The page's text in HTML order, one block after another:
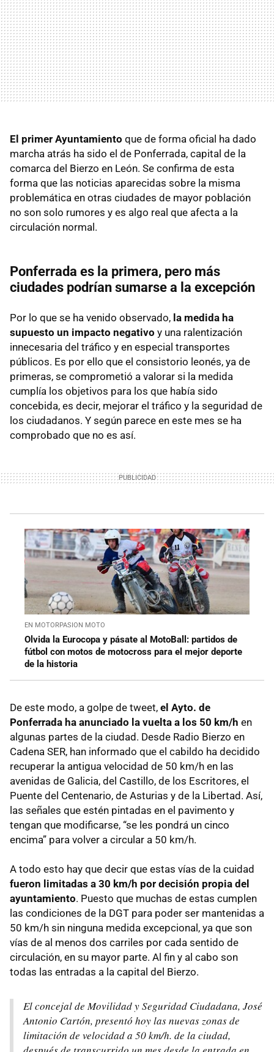
El primer Ayuntamiento que de forma oficial ha dado
marcha atrás ha sido el de Ponferrada, capital de la
comarca del Bierzo en León. Se confirma de esta
forma que las noticias aparecidas sobre la misma
problemática en otras ciudades de mayor población
no son solo rumores y es algo real que afecta a la
circulación normal.
Ponferrada es la primera, pero más
ciudades podrían sumarse a la excepción
Por lo que se ha venido observado, la medida ha
supuesto un impacto negativo y una ralentización
innecesaria del tráfico y en especial transportes
públicos. Es por ello que el consistorio leonés, ya de
primeras, se comprometió a valorar si la medida
cumplía los objetivos para los que había sido
concebida, es decir, mejorar el tráfico y la seguridad de
los ciudadanos. Y según parece en este mes se ha
comprobado que no es así.
EN MOTORPASION MOTO
Olvida la Eurocopa y pásate al MotoBall: partidos de
fútbol con motos de motocross para el mejor deporte
de la historia
De este modo, a golpe de tweet, el Ayto. de
Ponferrada ha anunciado la vuelta a los 50 km/h en
algunas partes de la ciudad. Desde Radio Bierzo en
Cadena SER, han informado que el cabildo ha decidido
recuperar la antigua velocidad de 50 km/h en las
avenidas de Galicia, del Castillo, de los Escritores, el
Puente del Centenario, de Asturias y de la Libertad. Así,
las señales que estén pintadas en el pavimento y
tengan que modificarse, “se les pondrá un cinco
encima” para volver a circular a 50 km/h.
A todo esto hay que decir que estas vías de la cuidad
fueron limitadas a 30 km/h por decisión propia del
ayuntamiento. Puesto que muchas de estas cumplen
las condiciones de la DGT para poder ser mantenidas a
50 km/h sin ninguna medida excepcional, ya que son
vías de al menos dos carriles por cada sentido de
circulación, en su mayor parte. Al fin y al cabo son
todas las entradas a la capital del Bierzo.
El concejal de Movilidad y Seguridad Ciudadana, José
Antonio Cartón, presentó hoy las nuevas zonas de
limitación de velocidad a 50 km/h. de la ciudad,